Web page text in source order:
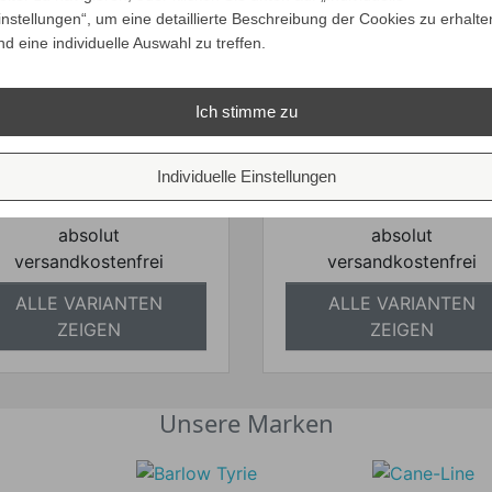
TUFTING 2 Teppich
Preise inkl. ges. MwSt.
absolut
versandkostenfrei
ALLE VARIANTEN
ZEIGEN
TUFTING 3 Teppich
Preise inkl. ges.
absolut
versandkostenfrei
ALLE VARIANTEN
ZEIGEN
Unsere Marken
um eine detaillierte Beschreibung der Cookies zu
eine individuelle Auswahl zu treffen.
Ich stimme zu
Individuelle Einstellungen